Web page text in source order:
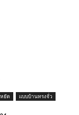
ยัด
แบบบ้านทรงจั่ว